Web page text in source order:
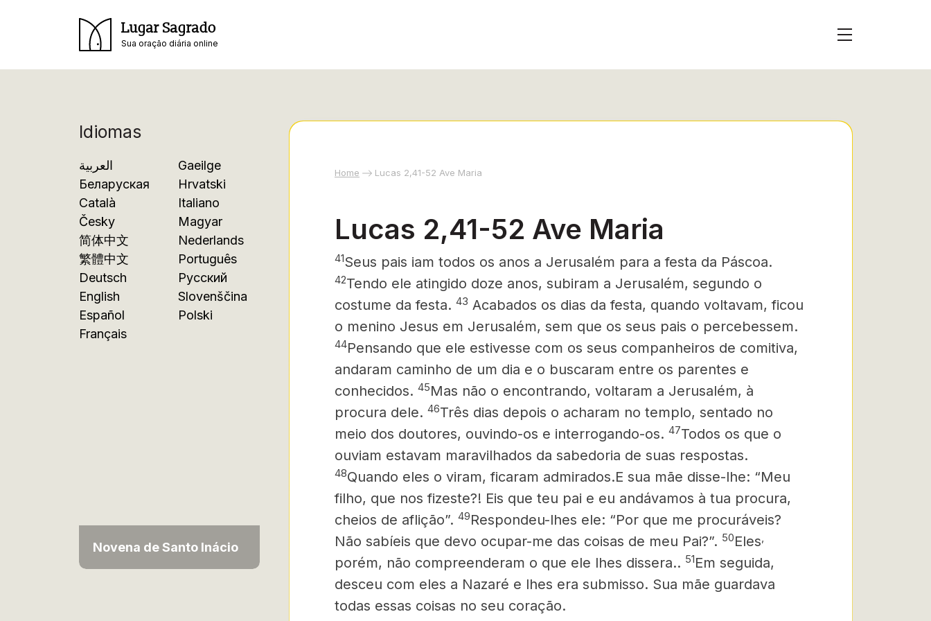
Lugar Sagrado
Sua oração diária online
Idiomas
العربية
Беларуская
Català
Česky
简体中文
繁體中文
Deutsch
English
Español
Français
Gaeilge
Hrvatski
Italiano
Magyar
Nederlands
Português
Русский
Slovenščina
Polski
Novena de Santo Inácio
Home Lucas 2,41-52 Ave Maria
Lucas 2,41-52 Ave Maria
41Seus pais iam todos os anos a Jerusalém para a festa da Páscoa.
42Tendo ele atingido doze anos, subiram a Jerusalém, segundo o
costume da festa. 43 Acabados os dias da festa, quando voltavam, ficou
o menino Jesus em Jerusalém, sem que os seus pais o percebessem.
44Pensando que ele estivesse com os seus companheiros de comitiva,
andaram caminho de um dia e o buscaram entre os parentes e
conhecidos. 45Mas não o encontrando, voltaram a Jerusalém, à
procura dele. 46Três dias depois o acharam no templo, sentado no
meio dos doutores, ouvindo-os e interrogando-os. 47Todos os que o
ouviam estavam maravilhados da sabedoria de suas respostas.
48Quando eles o viram, ficaram admirados.E sua mãe disse-lhe: “Meu
filho, que nos fizeste?! Eis que teu pai e eu andávamos à tua procura,
cheios de aflição”. 49Respondeu-lhes ele: “Por que me procuráveis?
Não sabíeis que devo ocupar-me das coisas de meu Pai?”. 50Eles
porém, não compreenderam o que ele lhes dissera.. 51Em seguida,
desceu com eles a Nazaré e lhes era submisso. Sua mãe guardava
todas essas coisas no seu coração.